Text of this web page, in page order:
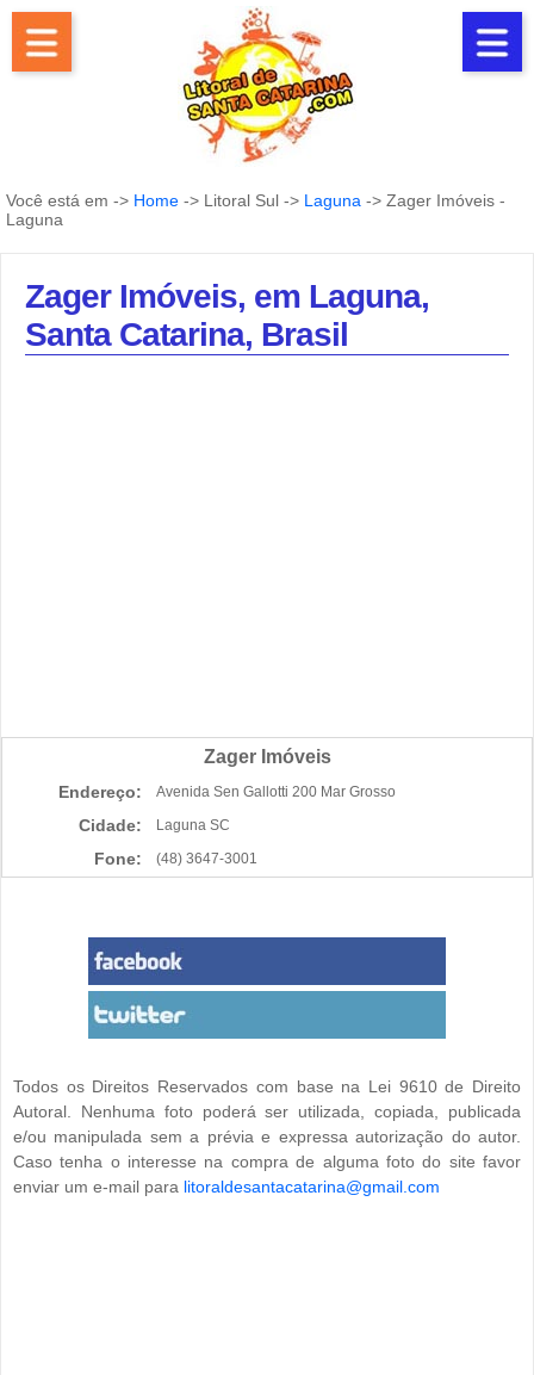
Você está em -> Home -> Litoral Sul -> Laguna -> Zager Imóveis -
Laguna
Zager Imóveis, em Laguna,
Santa Catarina, Brasil
Zager Imóveis
Endereço: Avenida Sen Gallotti 200 Mar Grosso
Cidade: Laguna SC
Fone: (48) 3647-3001
Todos os Direitos Reservados com base na Lei 9610 de Direito
Autoral. Nenhuma foto poderá ser utilizada, copiada, publicada
e/ou manipulada sem a prévia e expressa autorização do autor.
Caso tenha o interesse na compra de alguma foto do site favor
enviar um e-mail para litoraldesantacatarina@gmail.com